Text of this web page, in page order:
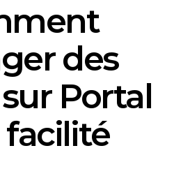
des
Portal
facilité